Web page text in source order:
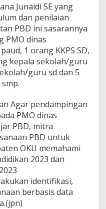
Junaidi SE yang
dan penilaian
PBD ini sasarannya
PMO dinas
1 orang KKPS SD,
kepala sekolah/guru
guru sd dan 5
Agar pendampingan
PMO dinas
PBD, mitra
PBD untuk
OKU memahami
2023 dan
identifikasi,
berbasis data